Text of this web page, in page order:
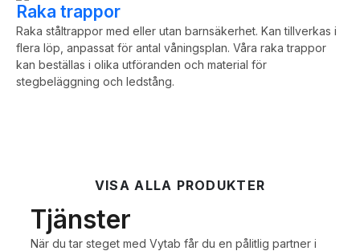
Raka trappor
Raka ståltrappor med eller utan barnsäkerhet. Kan tillverkas i
flera löp, anpassat för antal våningsplan. Våra raka trappor
kan beställas i olika utföranden och material för
stegbeläggning och ledstång.
VISA ALLA PRODUKTER
Tjänster
När du tar steget med Vytab får du en pålitlig partner i